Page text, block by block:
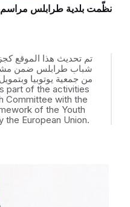
نظّمت بلدية طرابلس مراسم
تم تحديث هذا الموقع
من جمعية يوتوبيا
part of the activities
Committee with the
of the Youth
the European Union.